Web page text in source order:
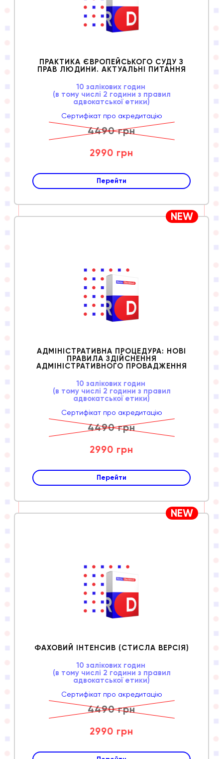
ПРАКТИКА ЄВРОПЕЙСЬКОГО СУДУ З
ПРАВ ЛЮДИНИ. АКТУАЛЬНІ ПИТАННЯ
10 залікових годин
(в тому числі 2 години з правил
адвокатської етики)
Сертифікат про акредитацію
4490 грн
2990 грн
Перейти
NEW
АДМІНІСТРАТИВНА ПРОЦЕДУРА: НОВІ
ПРАВИЛА ЗДІЙСНЕННЯ
АДМІНІСТРАТИВНОГО ПРОВАДЖЕННЯ
10 залікових годин
(в тому числі 2 години з правил
адвокатської етики)
Сертифікат про акредитацію
4490 грн
2990 грн
Перейти
NEW
ФАХОВИЙ ІНТЕНСИВ (СТИСЛА ВЕРСІЯ)
10 залікових годин
(в тому числі 2 години з правил
адвокатської етики)
Сертифікат про акредитацію
4490 грн
2990 грн